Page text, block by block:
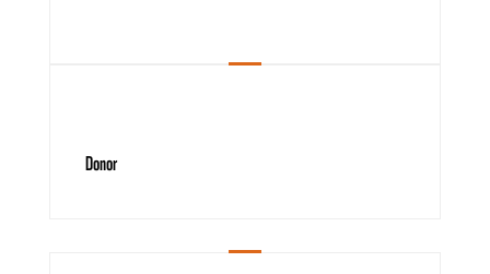
Donor